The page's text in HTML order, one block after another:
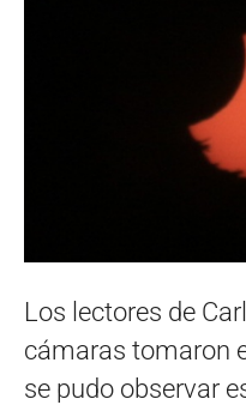
Los lectores de
cámaras tomaron
se pudo observar